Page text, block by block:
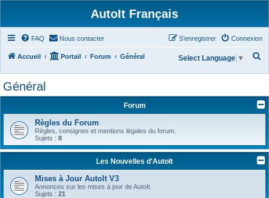
AutoIt Français
FAQ Nous contacter Connexion
S’enregistrer
Accueil Portail Forum Général
h
e
h
e
Select Language ▼
Général
Forum
Règles du Forum
Règles, consignes et mentions légales du forum.
Sujets : 8
Les Nouvelles d'AutoIt
Mises à Jour AutoIt V3
Annonces sur les mises à jour de AutoIt
Sujets : 21